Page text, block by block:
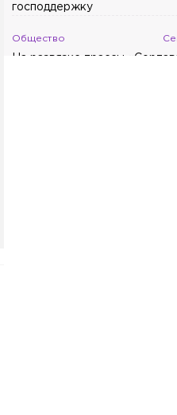
господдержку
Общество
На развязке трассы